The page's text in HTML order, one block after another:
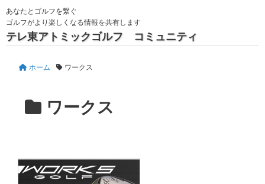
あなたとゴルフを繋ぐ
ゴルフがより楽しくなる情報を共有します
テレ東アトミックゴルフ コミュニティ
ホーム ワークス
ワークス